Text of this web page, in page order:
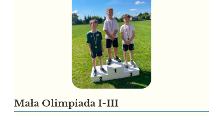
Mała Olimpiada I-III